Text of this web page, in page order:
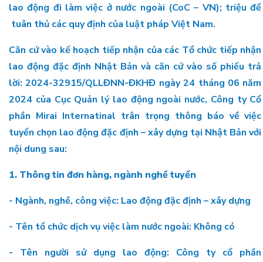
lao động đi làm việc ở nước ngoài (CoC – VN); triệu để
tuân thủ các quy định của luật pháp Việt Nam.
Căn cứ vào kế hoạch tiếp nhận của các Tổ chức tiếp nhận
lao động đặc định Nhật Bản và căn cứ vào số phiếu trả
lời: 2024-32915/QLLĐNN-ĐKHĐ ngày 24 tháng 06 năm
2024 của Cục Quản lý lao động ngoài nước, Công ty Cổ
phần Mirai Internatinal trân trọng thông báo về việc
tuyển chọn lao động đặc định – xây dựng tại Nhật Bản với
nội dung sau:
1. Thông tin đơn hàng, ngành nghề tuyển
- Ngành, nghề, công việc: Lao động đặc định – xây dựng
- Tên tổ chức dịch vụ việc làm nước ngoài: Không có
- Tên người sử dụng lao động: Công ty cổ phần